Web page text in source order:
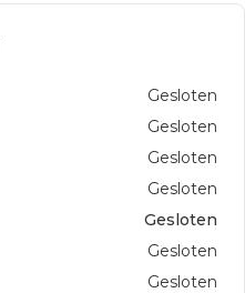
Gesloten
Gesloten
Gesloten
Gesloten
Gesloten
Gesloten
Gesloten